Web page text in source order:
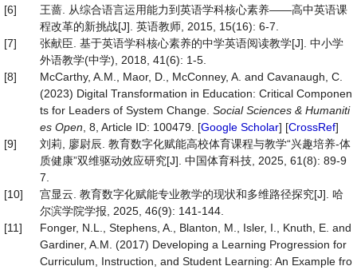
[6]
王蔷. 从综合语言运用能力到英语学科核心素养——高中英语课
程改革的新挑战[J]. 英语教师, 2015, 15(16): 6-7.
[7]
张献臣. 基于英语学科核心素养的中学英语阅读教学[J]. 中小学
外语教学(中学), 2018, 41(6): 1-5.
[8]
McCarthy, A.M., Maor, D., McConney, A. and Cavanaugh, C.
(2023) Digital Transformation in Education: Critical Componen
ts for Leaders of System Change. Social Sciences & Humaniti
es Open , 8, Article ID: 100479. [Google Scholar] [CrossRef]
[9]
刘莉, 廖尉辰. 教育数字化赋能高校体育课程与教学“兴趣培养-体
质健康”双维驱动效应研究[J]. 中国体育科技, 2025, 61(8): 89-9
7.
[10]
宫显云. 教育数字化赋能专业教学的现状和多维路径探究[J]. 哈
尔滨学院学报, 2025, 46(9): 141-144.
[11]
Fonger, N.L., Stephens, A., Blanton, M., Isler, I., Knuth, E. and
Gardiner, A.M. (2017) Developing a Learning Progression for
Curriculum, Instruction, and Student Learning: An Example fro